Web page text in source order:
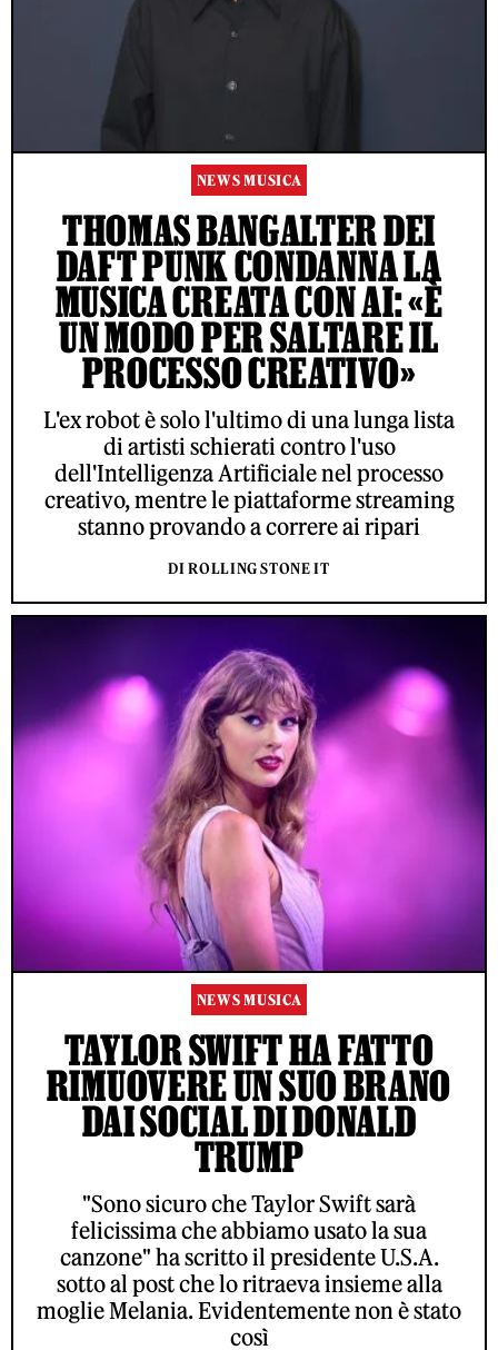
NEWS MUSICA
THOMAS BANGALTER DEI
DAFT PUNK CONDANNA LA
MUSICA CREATA CON AI: «È
UN MODO PER SALTARE IL
PROCESSO CREATIVO»
L'ex robot è solo l'ultimo di una lunga lista
di artisti schierati contro l'uso
dell'Intelligenza Artificiale nel processo
creativo, mentre le piattaforme streaming
stanno provando a correre ai ripari
DI ROLLING STONE IT
NEWS MUSICA
TAYLOR SWIFT HA FATTO
RIMUOVERE UN SUO BRANO
DAI SOCIAL DI DONALD
TRUMP
"Sono sicuro che Taylor Swift sarà
felicissima che abbiamo usato la sua
canzone" ha scritto il presidente U.S.A.
sotto al post che lo ritraeva insieme alla
moglie Melania. Evidentemente non è stato
così